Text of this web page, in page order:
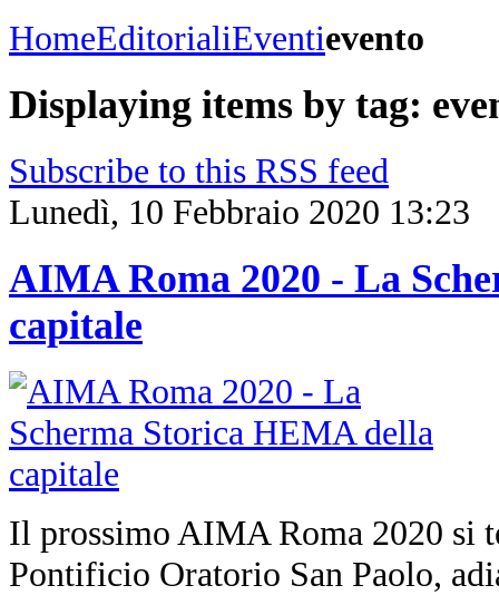
HomeEditorialiEventievento
Displaying items by tag:
Subscribe to this RSS feed
Lunedì, 10 Febbraio 2020 13:23
AIMA Roma 2020 - La
capitale
Il prossimo AIMA Roma 2020 si
Pontificio Oratorio San Paolo,